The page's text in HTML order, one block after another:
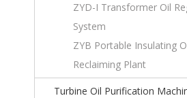
ZYD-I Transformer Oil
System
ZYB Portable Insulating
Reclaiming Plant
Turbine Oil Purification